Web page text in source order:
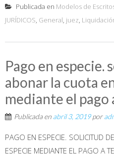
Publicada en Modelos de
JURÍDICOS, General, juez,
Pago en especie.
abonar la cuota
mediante el pago
Publicada en abril 3, 2019por
PAGO EN ESPECIE. SOLICITUD
ESPECIE MEDIANTE EL PAGO A